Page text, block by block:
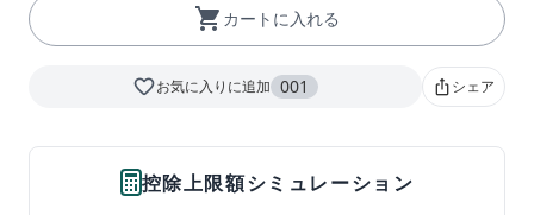
shopping_cart カートに入れる
favorite_borderお気に入りに追加 001 ios_shareシェア
控除上限額シミュレーション